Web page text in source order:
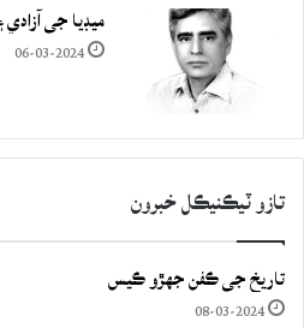
ميڊيا جي
06-03-2024
تازو ٽيڪنيڪل خبرون
تاريخ جي ڪفن جھڙو ڪيس
08-03-2024